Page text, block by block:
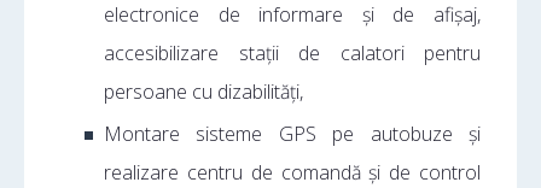
electronice de informare și de afișaj,
accesibilizare stații de calatori pentru
persoane cu dizabilități,
Montare sisteme GPS pe autobuze și
realizare centru de comandă și de control